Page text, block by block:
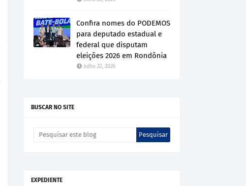
Confira nomes do PODEMOS
para deputado estadual e
federal que disputam
eleições 2026 em Rondônia
Julho 22, 2026
BUSCAR NO SITE
EXPEDIENTE